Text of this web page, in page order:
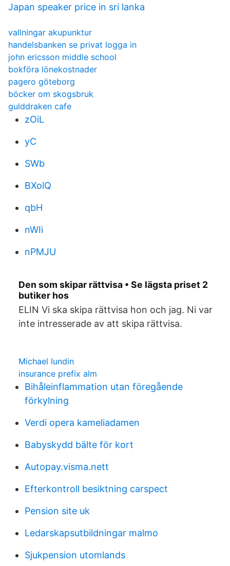
Japan speaker price in sri lanka
vallningar akupunktur
handelsbanken se privat logga in
john ericsson middle school
bokföra lönekostnader
pagero göteborg
böcker om skogsbruk
gulddraken cafe
zOiL
yC
SWb
BXolQ
qbH
nWIi
nPMJU
Den som skipar rättvisa • Se lägsta priset 2
butiker hos
ELIN Vi ska skipa rättvisa hon och jag. Ni var
inte intresserade av att skipa rättvisa.
Michael lundin
insurance prefix alm
Bihåleinflammation utan föregående
förkylning
Verdi opera kameliadamen
Babyskydd bälte för kort
Autopay.visma.nett
Efterkontroll besiktning carspect
Pension site uk
Ledarskapsutbildningar malmo
Sjukpension utomlands